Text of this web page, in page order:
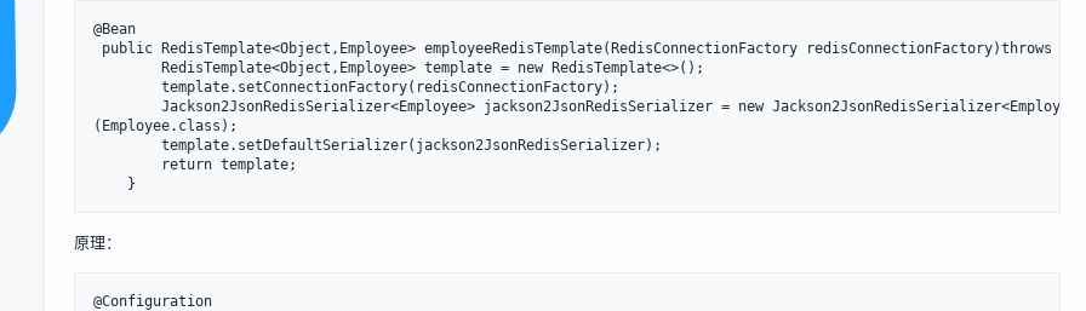
@Bean
public RedisTemplate<Object,Employee> employeeRedisTemplate(RedisConnectionFactory redisConnectionFactory)throws
RedisTemplate<Object,Employee> template = new RedisTemplate<>();
template.setConnectionFactory(redisConnectionFactory);
Jackson2JsonRedisSerializer<Employee> jackson2JsonRedisSerializer = new Jackson2JsonRedisSerializer<Employee>
(Employee.class);
template.setDefaultSerializer(jackson2JsonRedisSerializer);
return template;
原理：
@Configuration